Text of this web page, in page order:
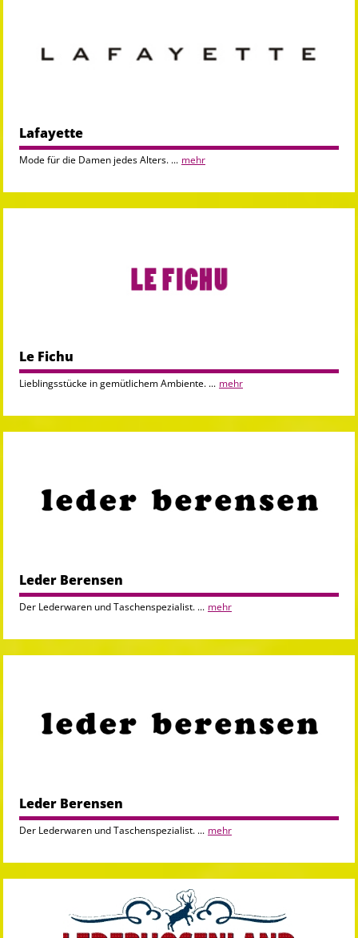
Lafayette
Mode für die Damen jedes Alters. ... mehr
Le Fichu
Lieblingsstücke in gemütlichem Ambiente. ... mehr
Leder Berensen
Der Lederwaren und Taschenspezialist. ... mehr
Leder Berensen
Der Lederwaren und Taschenspezialist. ... mehr